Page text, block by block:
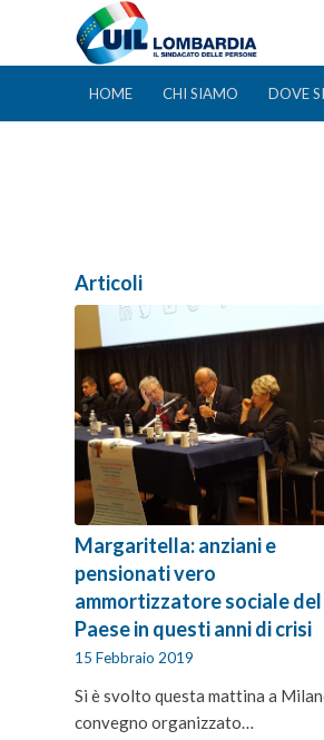
HOME CHI SIAMO DOVE
Articoli
Margaritella: anziani e
pensionati vero
ammortizzatore sociale del
Paese in questi anni di crisi
15 Febbraio 2019
Si è svolto questa mattina a
convegno organizzato…